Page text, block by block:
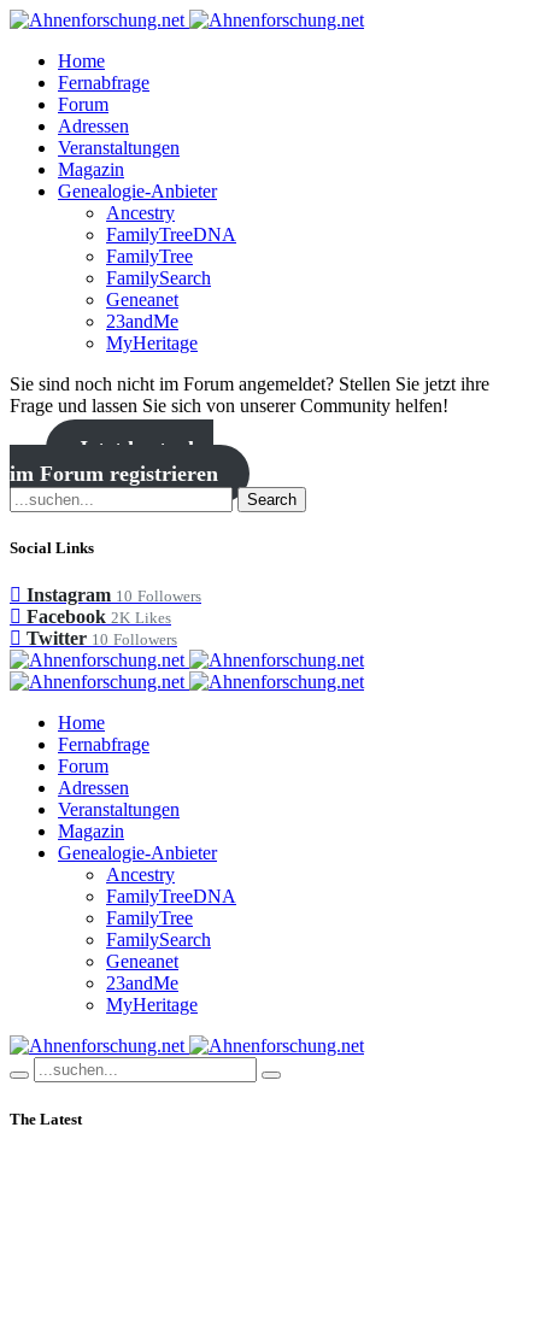
Home
Fernabfrage
Forum
Adressen
Veranstaltungen
Magazin
Genealogie-Anbieter
Ancestry
FamilyTreeDNA
FamilyTree
FamilySearch
Geneanet
23andMe
MyHeritage
Sie sind noch nicht im Forum angemeldet? Stellen Sie jetzt ihre
Frage und lassen Sie sich von unserer Community helfen!
Jetzt kostenlos
im Forum registrieren
Search
Social Links
Instagram 10 Followers
Facebook 2K Likes
Twitter 10 Followers
Home
Fernabfrage
Forum
Adressen
Veranstaltungen
Magazin
Genealogie-Anbieter
Ancestry
FamilyTreeDNA
FamilyTree
FamilySearch
Geneanet
23andMe
MyHeritage
The Latest